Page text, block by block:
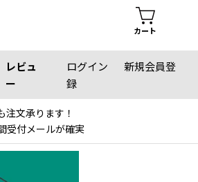
カート
レビュ
ー
ログイン
新規会員登
録
注文承ります！
受付メールが確実